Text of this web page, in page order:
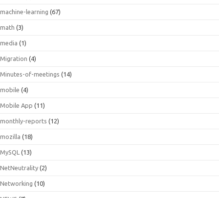
machine-learning (67)
math (3)
media (1)
Migration (4)
Minutes-of-meetings (14)
mobile (4)
Mobile App (11)
monthly-reports (12)
mozilla (18)
MySQL (13)
NetNeutrality (2)
Networking (10)